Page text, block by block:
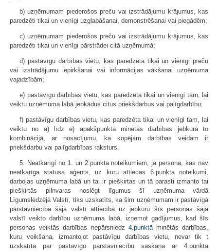
b) uzņēmumam piederošos preču vai izstrādājumu krājumus, kas
paredzēti tikai un vienīgi uzglabāšanai, demonstrēšanai vai piegādēm;
c) uzņēmumam piederošos preču vai izstrādājumu krājumus, kas
paredzēti tikai un vienīgi pārstrādei citā uzņēmumā;
d) pastāvīgu darbības vietu, kas paredzēta tikai un vienīgi preču
vai izstrādājumu iepirkšanai vai informācijas vākšanai uzņēmuma
vajadzībām;
e) pastāvīgu darbības vietu, kas paredzēta tikai un vienīgi tam, lai
veiktu uzņēmuma labā jebkādus citus priekšdarbus vai palīgdarbību;
f) pastāvīgu darbības vietu, kas paredzēta tikai un vienīgi tam, lai
veiktu no a) līdz e) apakšpunktā minētās darbības jebkurā to
kombinācijā, ar nosacījumu, ka kopējam darbības veidam ir
priekšdarbu vai palīgdarbības raksturs.
5. Neatkarīgi no 1. un 2.punkta noteikumiem, ja persona, kas nav
neatkarīga statusa aģents, uz kuru attiecas 6.punkta noteikumi,
darbojas uzņēmuma labā un tai ir piešķirtas un tā parasti izmanto tai
piešķirtās pilnvaras noslēgt līgumus šī uzņēmuma vārdā
Līgumslēdzējā Valstī, tiks uzskatīts, ka šim uzņēmumam ir pastāvīgā
pārstāvniecība šajā valstī attiecībā uz jebkuru šīs personas šajā
valstī veikto darbību uzņēmuma labā, izņemot gadījumus, kad šīs
personas veiktās darbības nepārsniedz 4.punktāminētās darbības,
kuru veikšana, izmantojot pastāvīgu darbības vietu, nevar tik t
uzskatīta par pastāvīgo pārstāvniecību saskaņā ar 4.punkta